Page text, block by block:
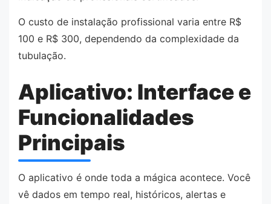
O custo de instalação profissional varia entre R$
100 e R$ 300, dependendo da complexidade da
tubulação.
Aplicativo: Interface e
Funcionalidades
Principais
O aplicativo é onde toda a mágica acontece. Você
vê dados em tempo real, históricos, alertas e